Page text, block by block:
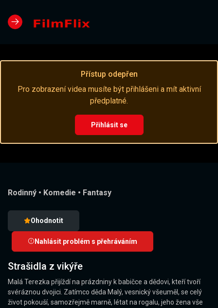
Přístup odepřen
Pro zobrazení videa musíte být přihlášeni a mít aktivní
předplatné.
Přihlásit se
Rodinný • Komedie • Fantasy
Ohodnotit
Nahlásit problém s přehráváním
Strašidla z vikýře
Malá Terezka přijíždí na prázdniny k babičce a dědovi, kteří tvoří
svéráznou dvojici. Zatímco děda Malý, vesnický všeuměl, se celý
život pokouší, samozřejmě marně, létat na rogalu, jeho žena vše